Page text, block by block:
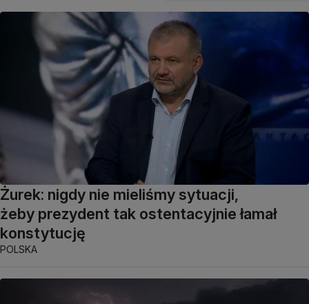
Żurek: nigdy nie mieliśmy sytuacji,
żeby prezydent tak ostentacyjnie łamał
konstytucję
POLSKA